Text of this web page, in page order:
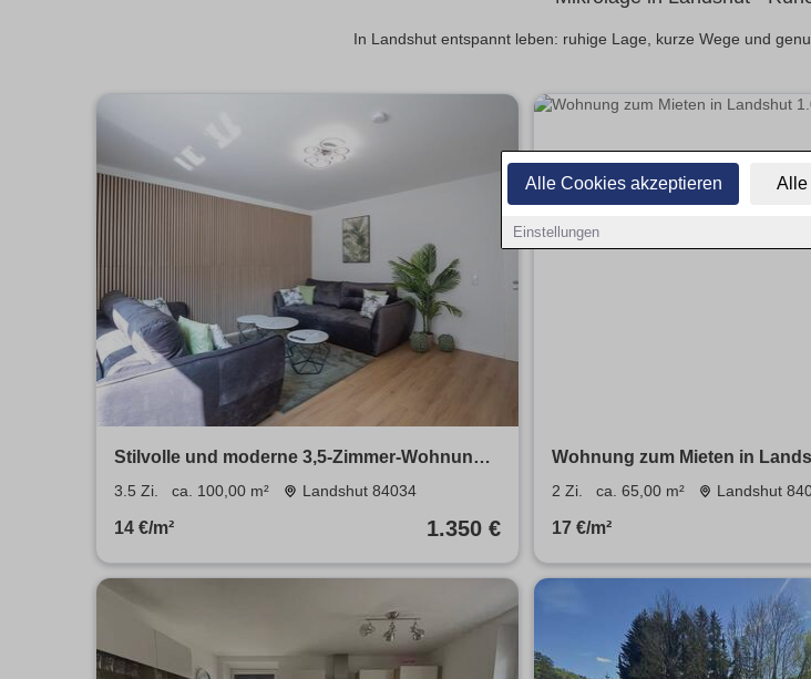
Alle Cookies akzeptieren Alle
Einstellungen
In Landshut entspannt leben: ruhige Lage, kurze Wege und
Stilvolle und moderne 3,5-Zimmer-Wohnung
in Toplage - vollmöbliert [A072.02]-
3.5 Zi. ca. 100,00 m² Landshut 84034
14 €/m² 1.350 €
Wohnung zum Mieten in
m²
2 Zi. ca. 65,00 m² Landshut
17 €/m²